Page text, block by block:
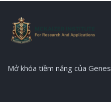
Mở khóa tiềm năng của Genes